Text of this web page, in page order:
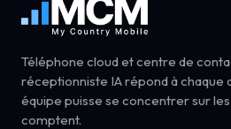
Téléphone cloud et centre de
réceptionniste IA répond à chaque
équipe puisse se concentrer sur
comptent.